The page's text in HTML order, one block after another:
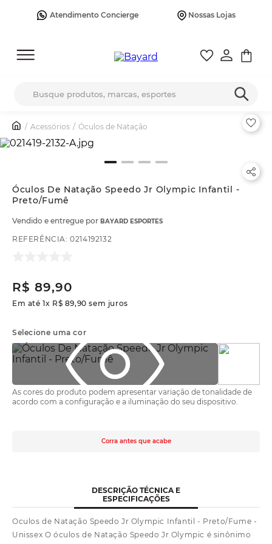
Atendimento Concierge Nossas Lojas
Acessórios Óculos de Natação
Óculos De Natação Speedo Jr Olympic Infantil -
Preto/Fumê
Vendido e entregue por BAYARD ESPORTES
REFERÊNCIA:0214192132
R$ 89,90
Em até1x R$ 89,90 sem juros
Selecione uma cor
As cores do produto podem apresentar variação de tonalidade de
acordo com a configuração e a iluminação do seu dispositivo.
Corra antes que acabe
DESCRIÇÃO TÉCNICA E
ESPECIFICAÇÕES
Oculos de Natação Speedo Jr Olympic Infantil - Preto/Fume -
Unissex O óculos de Natação Speedo Jr Olympic é sinônimo